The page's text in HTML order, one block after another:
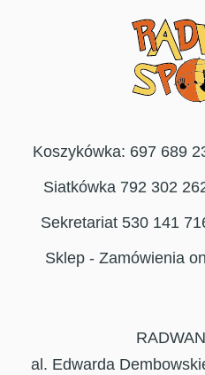
Koszykówka: 697 689
Siatkówka 792 302
Sekretariat 530 141
Sklep - Zamówienia
al. Edwarda